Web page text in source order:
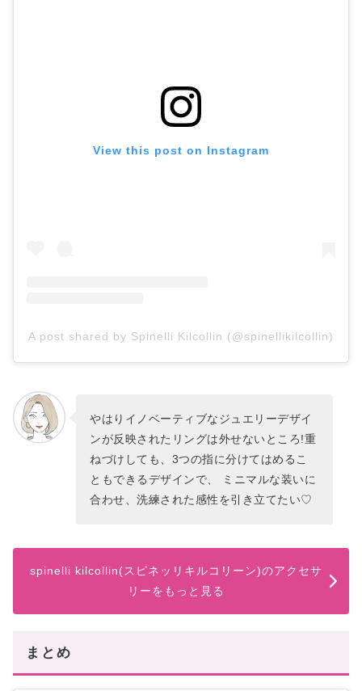
View this post on Instagram
A post shared by Spinelli Kilcollin (@spinellikilcollin)
やはりイノベーティブなジュエリーデザイ
ンが反映されたリングは外せないところ!重
ねづけしても、3つの指に分けてはめるこ
ともできるデザインで、 ミニマルな装いに
合わせ、洗練された感性を引き立てたい♡
spinelli kilcollin(スピネッリキルコリーン)のアクセサ
リーをもっと見る
まとめ